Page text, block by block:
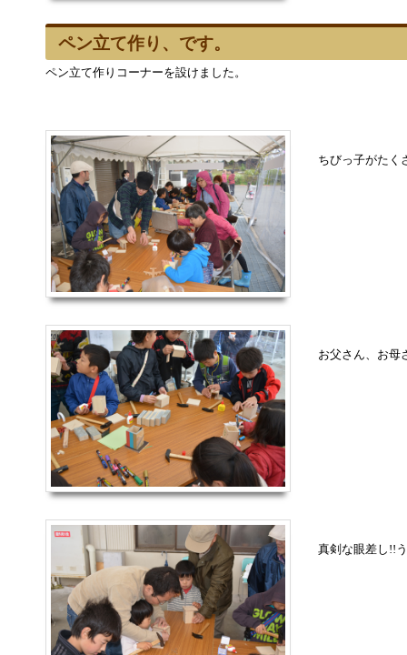
ペン立て作り、です。
ペン立て作りコーナーを設けました。
ちびっ子がたく
お父さん、お母
真剣な眼差し!!